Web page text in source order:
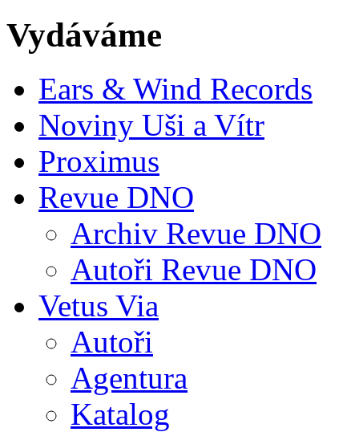
Vydáváme
Ears & Wind Records
Noviny Uši a Vítr
Proximus
Revue DNO
Archiv Revue DNO
Autoři Revue DNO
Vetus Via
Autoři
Agentura
Katalog